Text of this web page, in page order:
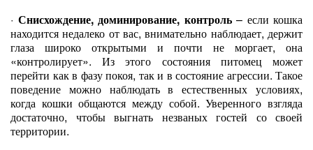
· Снисхождение, доминирование, контроль – если кошка
находится недалеко от вас, внимательно наблюдает, держит
глаза широко открытыми и почти не моргает, она
«контролирует». Из этого состояния питомец может
перейти как в фазу покоя, так и в состояние агрессии. Такое
поведение можно наблюдать в естественных условиях,
когда кошки общаются между собой. Уверенного взгляда
достаточно, чтобы выгнать незваных гостей со своей
территории.